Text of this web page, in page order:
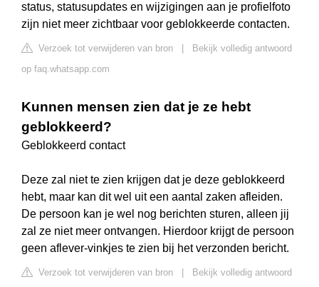
status, statusupdates en wijzigingen aan je profielfoto
zijn niet meer zichtbaar voor geblokkeerde contacten.
Verzoek tot verwijderen van bron
Bekijk volledig antwoord
op faq.whatsapp.com
Kunnen mensen zien dat je ze hebt
geblokkeerd?
Geblokkeerd contact
Deze zal niet te zien krijgen dat je deze geblokkeerd
hebt, maar kan dit wel uit een aantal zaken afleiden.
De persoon kan je wel nog berichten sturen, alleen jij
zal ze niet meer ontvangen. Hierdoor krijgt de persoon
geen aflever-vinkjes te zien bij het verzonden bericht.
Verzoek tot verwijderen van bron
Bekijk volledig antwoord